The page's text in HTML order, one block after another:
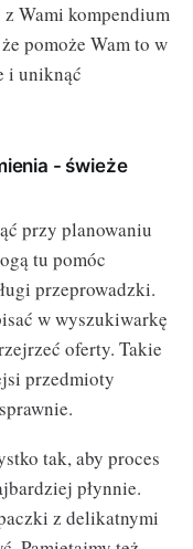
z Wami kompendium
pomoże Wam to w
i uniknąć
- świeże
przy planowaniu
tu pomóc
przeprowadzki.
w wyszukiwarkę
oferty. Takie
przedmioty
tak, aby proces
płynnie.
z delikatnymi